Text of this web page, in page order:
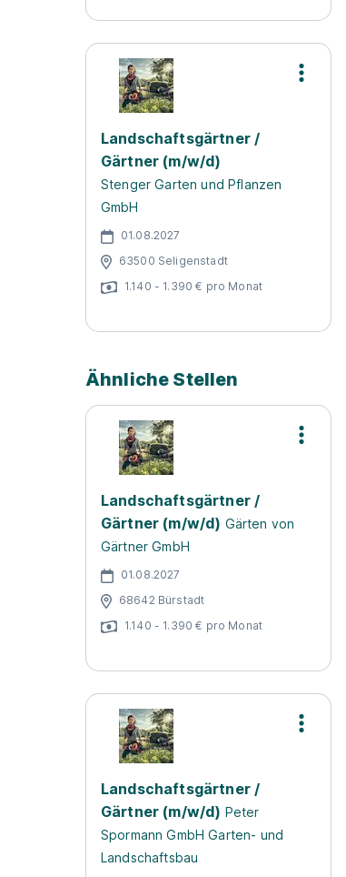
Landschaftsgärtner /
Gärtner (m/w/d)
Stenger Garten und Pflanzen
GmbH
01.08.2027
63500 Seligenstadt
1.140 - 1.390 € pro Monat
Ähnliche Stellen
Landschaftsgärtner /
Gärtner (m/w/d) Gärten von
Gärtner GmbH
01.08.2027
68642 Bürstadt
1.140 - 1.390 € pro Monat
Landschaftsgärtner /
Gärtner (m/w/d) Peter
Spormann GmbH Garten- und
Landschaftsbau